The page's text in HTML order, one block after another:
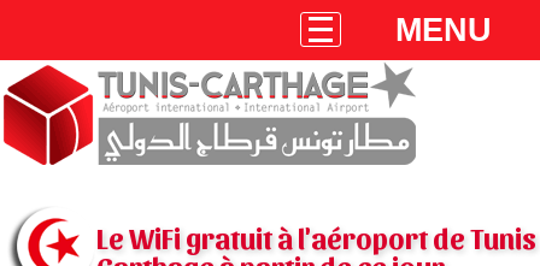
MENU
Le WiFi gratuit à l'aéroport de Tunis